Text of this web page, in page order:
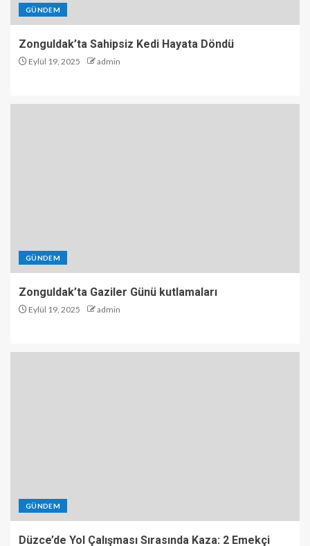
GÜNDEM
Zonguldak’ta Sahipsiz Kedi Hayata Döndü
Eylül 19, 2025 admin
GÜNDEM
Zonguldak’ta Gaziler Günü kutlamaları
Eylül 19, 2025 admin
GÜNDEM
Düzce’de Yol Çalışması Sırasında Kaza: 2 Emekçi